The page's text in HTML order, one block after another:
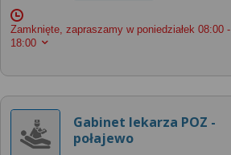
Zamknięte, zapraszamy w poniedziałek 08:00 -
18:00
Gabinet lekarza POZ -
połajewo